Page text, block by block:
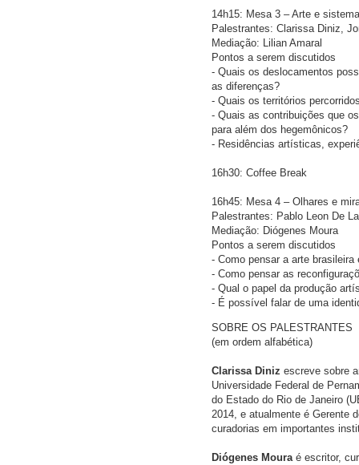
14h15: Mesa 3 – Arte e
Palestrantes: Clarissa Diniz,
Mediação: Lilian Amaral
Pontos a serem discutidos
- Quais os deslocamentos
as diferenças?
- Quais os territórios
- Quais as contribuições que
para além dos hegemônicos?
- Residências artísticas,
16h30: Coffee Break
16h45: Mesa 4 – Olhares e
Palestrantes: Pablo Leon De
Mediação: Diógenes Moura
Pontos a serem discutidos
- Como pensar a arte
- Como pensar as
- Qual o papel da produção
- É possível falar de uma
SOBRE OS PALESTRANTES
(em ordem alfabética)
Clarissa Diniz escreve sobre
Universidade Federal de
do Estado do Rio de Janeiro
2014, e atualmente é Gerente
curadorias em importantes
Diógenes Mouraé escritor,